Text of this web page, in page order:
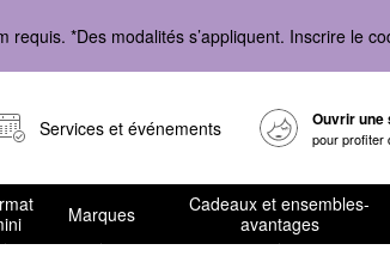
requis. *Des modalités s’appliquent. Inscrire le
Services et événements Ouvrir une
pour profiter
Marques
Cadeaux et ensembles-
avantages